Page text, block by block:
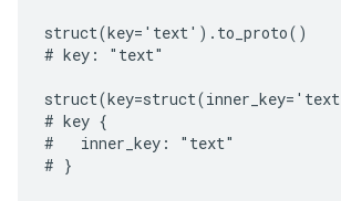
struct(key='text').to_proto()
# key: "text"
# key {
#   inner_key: "text"
# }